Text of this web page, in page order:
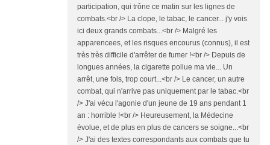
participation, qui trône ce matin sur les lignes de
combats.<br /> La clope, le tabac, le cancer... j'y vois
ici deux grands combats...<br /> Malgré les
apparencees, et les risques encourus (connus), il est
très très difficile d'arrêter de fumer !<br /> Depuis de
longues années, la cigarette pollue ma vie... Un
arrêt, une fois, trop court...<br /> Le cancer, un autre
combat, qui n'arrive pas uniquement par le tabac.<br
/> J'ai vécu l'agonie d'un jeune de 19 ans pendant 1
an : horrible !<br /> Heureusement, la Médecine
évolue, et de plus en plus de cancers se soigne...<br
/> J'ai des textes correspondants aux combats que tu